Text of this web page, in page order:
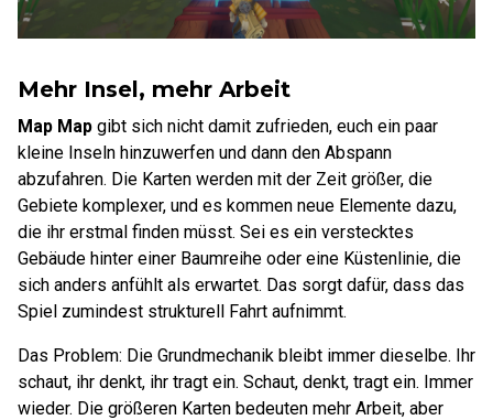
Mehr Insel, mehr Arbeit
Map Map gibt sich nicht damit zufrieden, euch ein paar
kleine Inseln hinzuwerfen und dann den Abspann
abzufahren. Die Karten werden mit der Zeit größer, die
Gebiete komplexer, und es kommen neue Elemente dazu,
die ihr erstmal finden müsst. Sei es ein verstecktes
Gebäude hinter einer Baumreihe oder eine Küstenlinie, die
sich anders anfühlt als erwartet. Das sorgt dafür, dass das
Spiel zumindest strukturell Fahrt aufnimmt.
Das Problem: Die Grundmechanik bleibt immer dieselbe. Ihr
schaut, ihr denkt, ihr tragt ein. Schaut, denkt, tragt ein. Immer
wieder. Die größeren Karten bedeuten mehr Arbeit, aber